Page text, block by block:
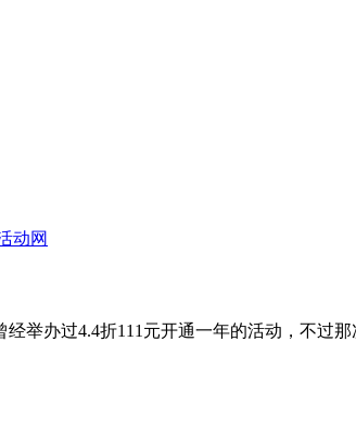
动网
举办过4.4折111元开通一年的活动，不过